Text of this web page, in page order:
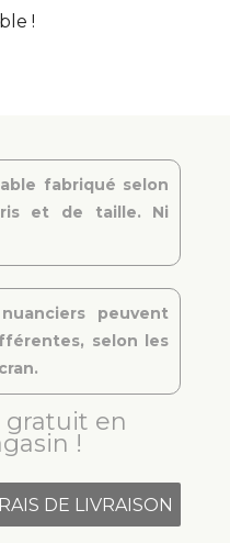
!
fabriqué selon
et de taille. Ni
peuvent
selon les
gratuit en
!
DE LIVRAISON